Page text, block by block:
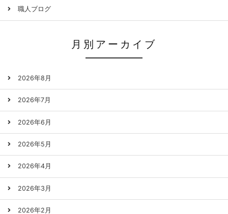
職人ブログ
月別アーカイブ
2026年8月
2026年7月
2026年6月
2026年5月
2026年4月
2026年3月
2026年2月